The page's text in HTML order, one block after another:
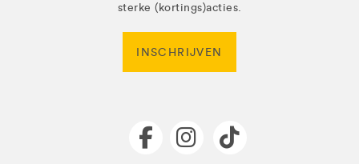
sterke (kortings)acties.
INSCHRIJVEN